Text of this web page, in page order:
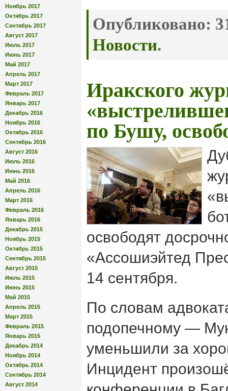
Ноябрь 2017
Октябрь 2017
Сентябрь 2017
Август 2017
Июль 2017
Июнь 2017
Май 2017
Апрель 2017
Март 2017
Февраль 2017
Январь 2017
Декабрь 2016
Ноябрь 2016
Октябрь 2016
Сентябрь 2016
Август 2016
Июль 2016
Июнь 2016
Май 2016
Апрель 2016
Март 2016
Февраль 2016
Январь 2016
Декабрь 2015
Ноябрь 2015
Октябрь 2015
Сентябрь 2015
Август 2015
Июль 2015
Июнь 2015
Май 2015
Апрель 2015
Март 2015
Февраль 2015
Январь 2015
Декабрь 2014
Ноябрь 2014
Октябрь 2014
Сентябрь 2014
Август 2014
Опубликовано:
Новости.
Иракского
по Бушу,
освободят
«Ассошиэйтед
14 сентября.
По словам
подопечному —
уменьшили за
Инцидент